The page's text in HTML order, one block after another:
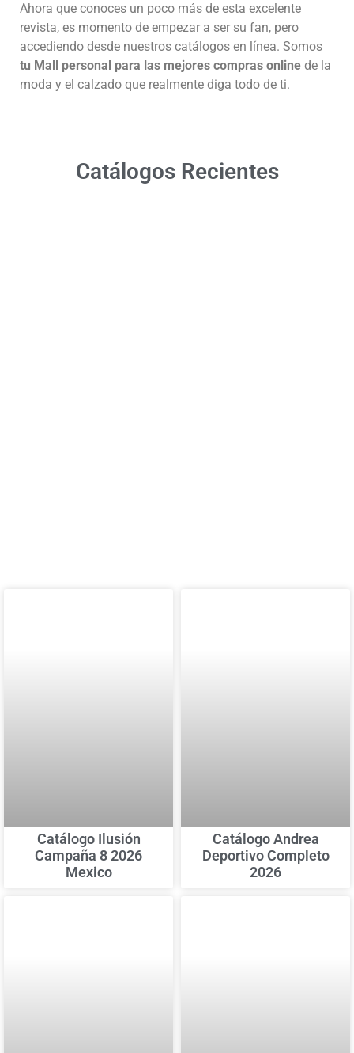
Ahora que conoces un poco más de esta excelente
revista, es momento de empezar a ser su fan, pero
accediendo desde nuestros catálogos en línea. Somos
tu Mall personal para las mejores compras online de la
moda y el calzado que realmente diga todo de ti.
Catálogos Recientes
Catálogo Ilusión
Campaña 8 2026
Mexico
Catálogo Andrea
Deportivo Completo
2026